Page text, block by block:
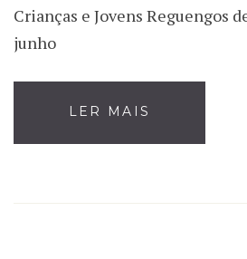
Crianças e Jovens Reguengos
junho
LER MAIS